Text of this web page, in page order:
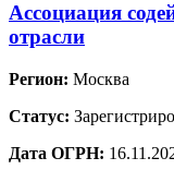
Ассоциация
отрасли
Регион: Москва
Статус:
Дата ОГРН: